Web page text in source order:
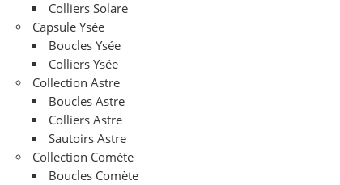
Colliers Solare
Capsule Ysée
Boucles Ysée
Colliers Ysée
Collection Astre
Boucles Astre
Colliers Astre
Sautoirs Astre
Collection Comète
Boucles Comète